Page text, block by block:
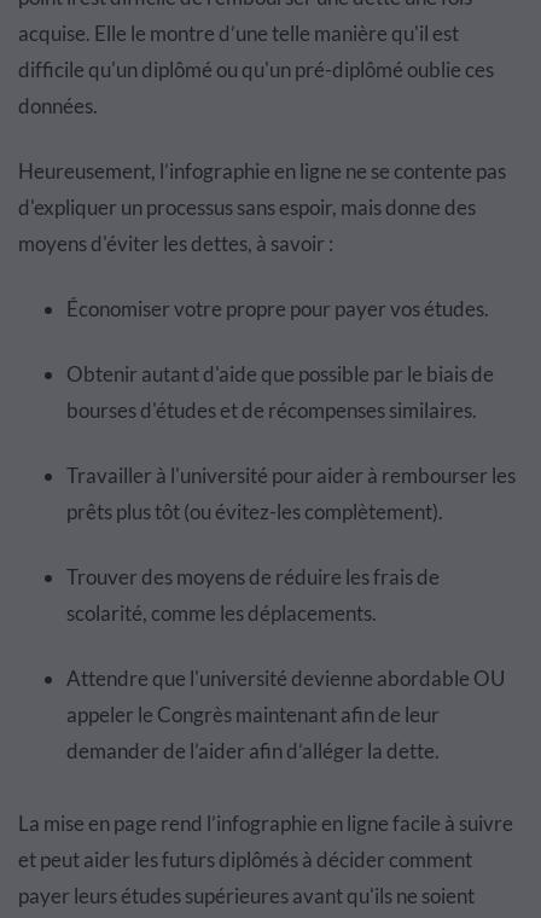
acquise. Elle le montre d’une telle manière qu'il est
difficile qu'un diplômé ou qu'un pré-diplômé oublie ces
données.
Heureusement, l’infographie en ligne ne se contente pas
d'expliquer un processus sans espoir, mais donne des
moyens d'éviter les dettes, à savoir :
Économiser votre propre pour payer vos études.
Obtenir autant d'aide que possible par le biais de
bourses d'études et de récompenses similaires.
Travailler à l'université pour aider à rembourser les
prêts plus tôt (ou évitez-les complètement).
Trouver des moyens de réduire les frais de
scolarité, comme les déplacements.
Attendre que l'université devienne abordable OU
appeler le Congrès maintenant afin de leur
demander de l’aider afin d’alléger la dette.
La mise en page rend l’infographie en ligne facile à suivre
et peut aider les futurs diplômés à décider comment
payer leurs études supérieures avant qu'ils ne soient